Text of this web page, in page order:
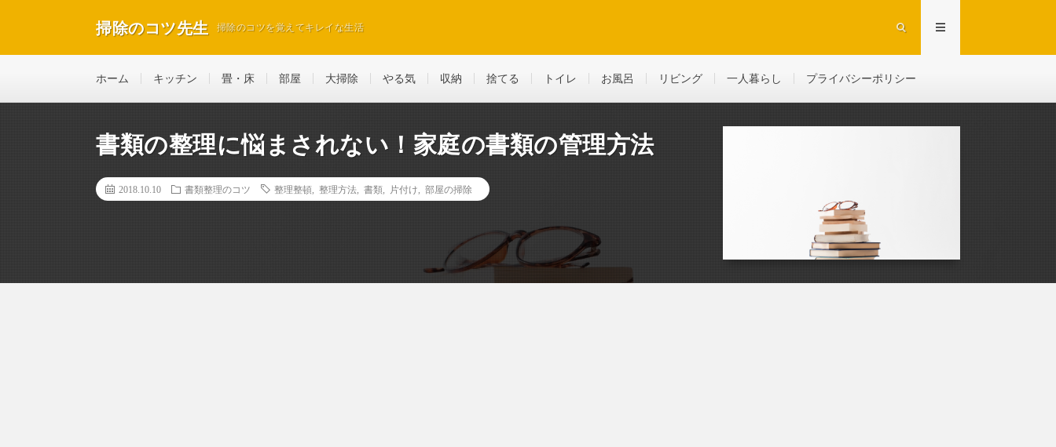
掃除のコツ先生 掃除のコツを覚えてキレイな生活
ホーム キッチン 畳・床 部屋 大掃除 やる気 収納 捨てる トイレ お風呂 リビング 一人暮らし プライバシーポリシー
書類の整理に悩まされない！家庭の書類の管理方法
2018.10.10 書類整理のコツ 整理整頓 整理方法 書類 片付け 部屋の掃除